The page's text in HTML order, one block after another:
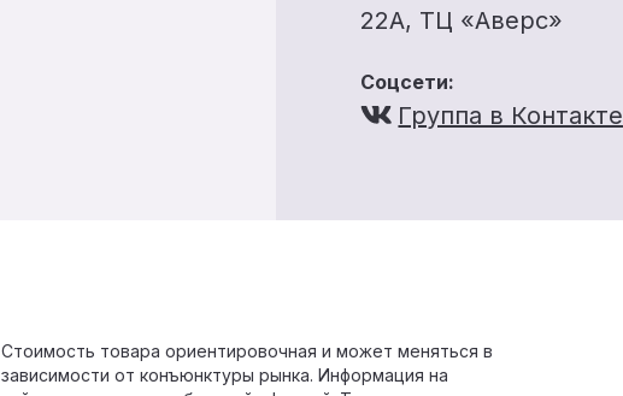
22А, ТЦ «Аверс»
Соцсети:
Группа в Контакте
Стоимость товара ориентировочная и может меняться в
зависимости от конъюнктуры рынка. Информация на